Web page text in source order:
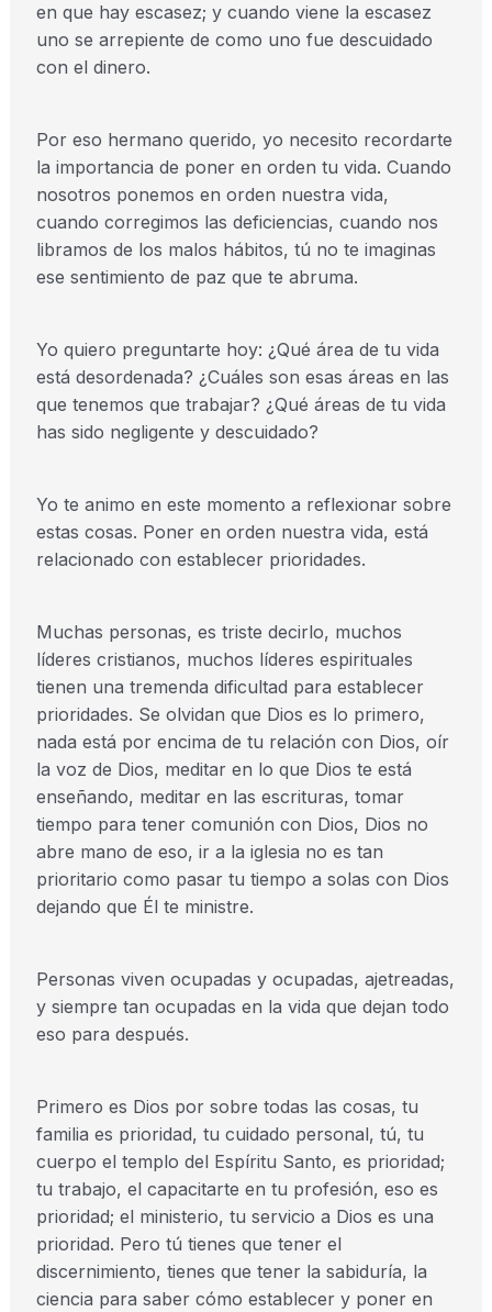
en que hay escasez; y cuando viene la escasez
uno se arrepiente de como uno fue descuidado
con el dinero.
Por eso hermano querido, yo necesito recordarte
la importancia de poner en orden tu vida. Cuando
nosotros ponemos en orden nuestra vida,
cuando corregimos las deficiencias, cuando nos
libramos de los malos hábitos, tú no te imaginas
ese sentimiento de paz que te abruma.
Yo quiero preguntarte hoy: ¿Qué área de tu vida
está desordenada? ¿Cuáles son esas áreas en las
que tenemos que trabajar? ¿Qué áreas de tu vida
has sido negligente y descuidado?
Yo te animo en este momento a reflexionar sobre
estas cosas. Poner en orden nuestra vida, está
relacionado con establecer prioridades.
Muchas personas, es triste decirlo, muchos
líderes cristianos, muchos líderes espirituales
tienen una tremenda dificultad para establecer
prioridades. Se olvidan que Dios es lo primero,
nada está por encima de tu relación con Dios, oír
la voz de Dios, meditar en lo que Dios te está
enseñando, meditar en las escrituras, tomar
tiempo para tener comunión con Dios, Dios no
abre mano de eso, ir a la iglesia no es tan
prioritario como pasar tu tiempo a solas con Dios
dejando que Él te ministre.
Personas viven ocupadas y ocupadas, ajetreadas,
y siempre tan ocupadas en la vida que dejan todo
eso para después.
Primero es Dios por sobre todas las cosas, tu
familia es prioridad, tu cuidado personal, tú, tu
cuerpo el templo del Espíritu Santo, es prioridad;
tu trabajo, el capacitarte en tu profesión, eso es
prioridad; el ministerio, tu servicio a Dios es una
prioridad. Pero tú tienes que tener el
discernimiento, tienes que tener la sabiduría, la
ciencia para saber cómo establecer y poner en